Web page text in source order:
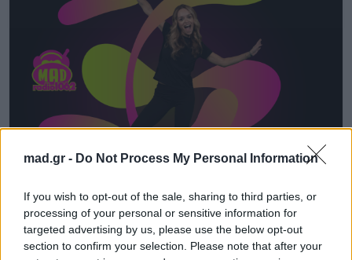
mad.gr - Do Not Process My Personal Information
If you wish to opt-out of the sale, sharing to third parties, or
processing of your personal or sensitive information for
targeted advertising by us, please use the below opt-out
section to confirm your selection. Please note that after your
MAD RADIO 106.2
Θέλεις να ξέρεις τι θα χορεύεις φέτος;